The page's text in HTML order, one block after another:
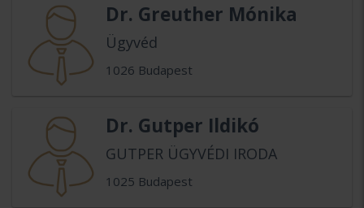
Dr. Greuther Mónika
Ügyvéd
1026 Budapest
Dr. Gutper Ildikó
GUTPER ÜGYVÉDI IRODA
1025 Budapest